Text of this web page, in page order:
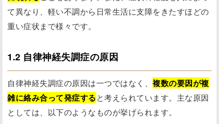
て異なり、軽い不調から日常生活に支障をきたすほどの
重い症状まで様々です。
1.2 自律神経失調症の原因
自律神経失調症の原因は一つではなく、 複数の要因が複
雑に絡み合って発症すると考えられています。主な原因
としては、以下のようなものが挙げられます。